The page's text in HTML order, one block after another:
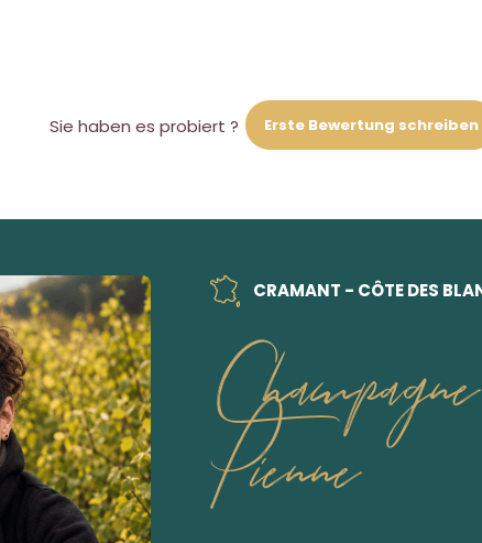
Sie haben es probiert ? Erste Bewertung schreiben
CRAMANT - CÔTE DES
Pienne